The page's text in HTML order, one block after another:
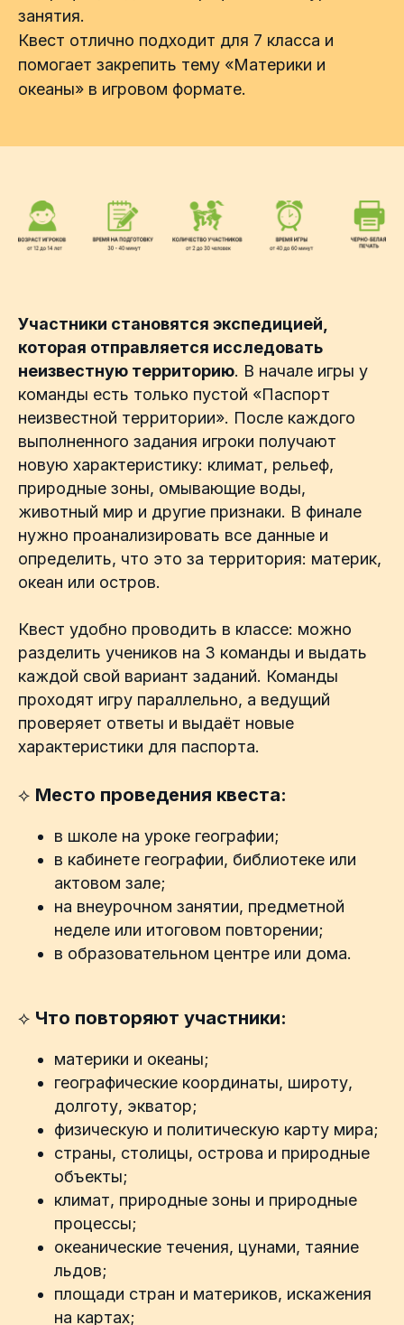
занятия.
Квест отлично подходит для 7 класса и
помогает закрепить тему «Материки и
океаны» в игровом формате.
Участники становятся экспедицией,
которая отправляется исследовать
неизвестную территорию. В начале игры у
команды есть только пустой «Паспорт
неизвестной территории». После каждого
выполненного задания игроки получают
новую характеристику: климат, рельеф,
природные зоны, омывающие воды,
животный мир и другие признаки. В финале
нужно проанализировать все данные и
определить, что это за территория: материк,
океан или остров.
Квест удобно проводить в классе: можно
разделить учеников на 3 команды и выдать
каждой свой вариант заданий. Команды
проходят игру параллельно, а ведущий
проверяет ответы и выдаёт новые
характеристики для паспорта.
⟡ Место проведения квеста:
в школе на уроке географии;
в кабинете географии, библиотеке или
актовом зале;
на внеурочном занятии, предметной
неделе или итоговом повторении;
в образовательном центре или дома.
⟡ Что повторяют участники:
материки и океаны;
географические координаты, широту,
долготу, экватор;
физическую и политическую карту мира;
страны, столицы, острова и природные
объекты;
климат, природные зоны и природные
процессы;
океанические течения, цунами, таяние
льдов;
площади стран и материков, искажения
на картах;